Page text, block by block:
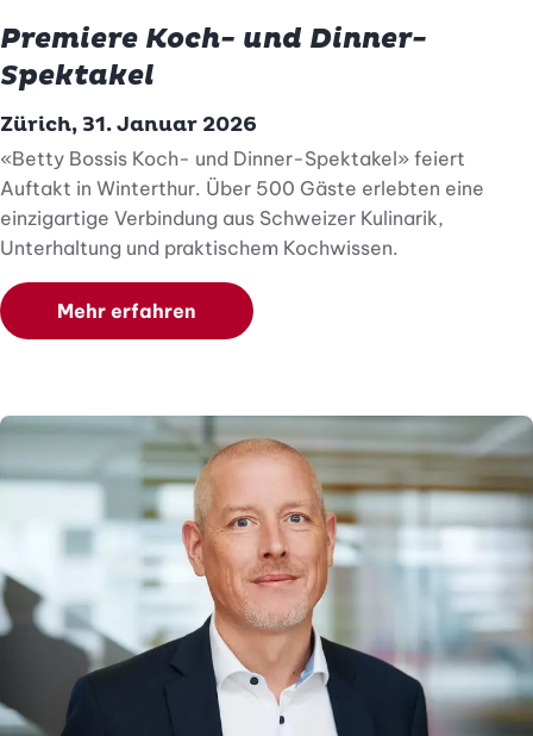
Premiere Koch- und Dinner-
Spektakel
Zürich, 31. Januar 2026
«Betty Bossis Koch- und Dinner-Spektakel» feiert
Auftakt in Winterthur. Über 500 Gäste erlebten eine
einzigartige Verbindung aus Schweizer Kulinarik,
Unterhaltung und praktischem Kochwissen.
Mehr erfahren